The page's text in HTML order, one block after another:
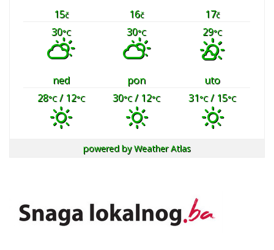
15č 16č 17č
30°C 30°C 29°C
ned pon
uto
28°C/ 12°C 30°C/ 12°C 31°C/ 15°C
powered byWeather Atlas